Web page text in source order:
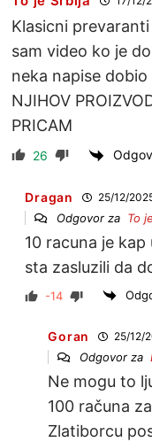
Klasicni
sam video ko je
neka napise dobio
NJIHOV
PRICAM
26
Dragan 25/12/
Odgovor za To
10 racuna je
sta zasluzili da
-14
Goran 25/12/
Odgovor za
Ne mogu to
100 računa
Zlatiborcu